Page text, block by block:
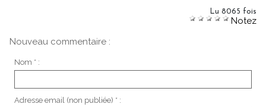
Lu 8065 fois
Notez
Nouveau commentaire :
Nom * :
Adresse email (non publiée) * :